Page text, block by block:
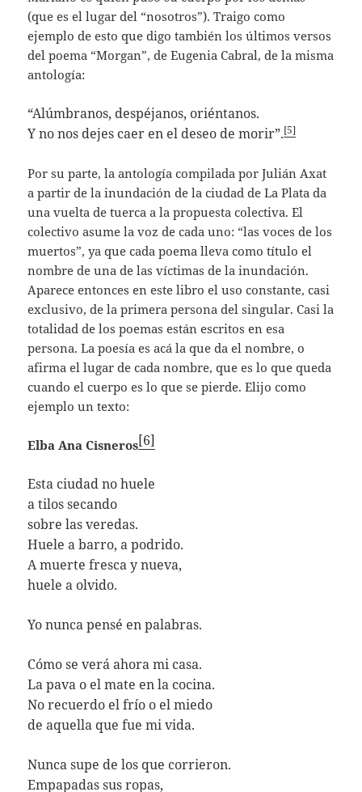
(que es el lugar del “nosotros”). Traigo como
ejemplo de esto que digo también los últimos versos
del poema “Morgan”, de Eugenia Cabral, de la misma
antología:
“Alúmbranos, despéjanos, oriéntanos.
Y no nos dejes caer en el deseo de morir”.[5]
Por su parte, la antología compilada por Julián Axat
a partir de la inundación de la ciudad de La Plata da
una vuelta de tuerca a la propuesta colectiva. El
colectivo asume la voz de cada uno: “las voces de los
muertos”, ya que cada poema lleva como título el
nombre de una de las víctimas de la inundación.
Aparece entonces en este libro el uso constante, casi
exclusivo, de la primera persona del singular. Casi la
totalidad de los poemas están escritos en esa
persona. La poesía es acá la que da el nombre, o
afirma el lugar de cada nombre, que es lo que queda
cuando el cuerpo es lo que se pierde. Elijo como
ejemplo un texto:
Elba Ana Cisneros[6]
Esta ciudad no huele
a tilos secando
sobre las veredas.
Huele a barro, a podrido.
A muerte fresca y nueva,
huele a olvido.
Yo nunca pensé en palabras.
Cómo se verá ahora mi casa.
La pava o el mate en la cocina.
No recuerdo el frío o el miedo
de aquella que fue mi vida.
Nunca supe de los que corrieron.
Empapadas sus ropas,